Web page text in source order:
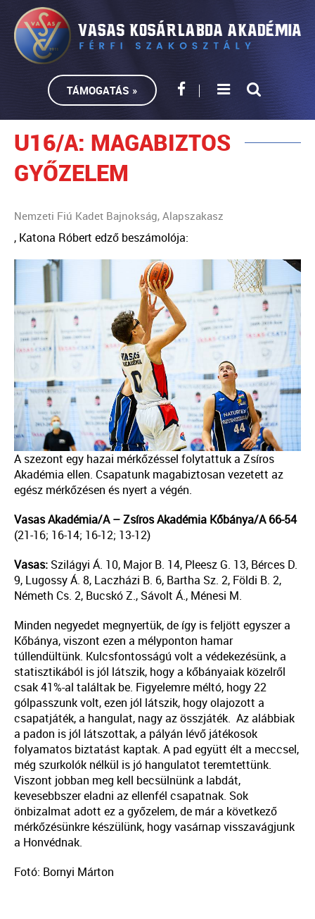
TÁMOGATÁS »
U16/A: MAGABIZTOS
GYŐZELEM
Nemzeti Fiú Kadet Bajnokság, Alapszakasz
, Katona Róbert edző beszámolója:
A szezont egy hazai mérkőzéssel folytattuk a Zsíros
Akadémia ellen. Csapatunk magabiztosan vezetett az
egész mérkőzésen és nyert a végén.
Vasas Akadémia/A – Zsíros Akadémia Kőbánya/A 66-54
(21-16; 16-14; 16-12; 13-12)
Vasas: Szilágyi Á. 10, Major B. 14, Pleesz G. 13, Bérces D.
9, Lugossy Á. 8, Laczházi B. 6, Bartha Sz. 2, Földi B. 2,
Németh Cs. 2, Bucskó Z., Sávolt Á., Ménesi M.
Minden negyedet megnyertük, de így is feljött egyszer a
Kőbánya, viszont ezen a mélyponton hamar
túllendültünk. Kulcsfontosságú volt a védekezésünk, a
statisztikából is jól látszik, hogy a kőbányaiak közelről
csak 41%-al találtak be. Figyelemre méltó, hogy 22
gólpasszunk volt, ezen jól látszik, hogy olajozott a
csapatjáték, a hangulat, nagy az összjáték. Az alábbiak
a padon is jól látszottak, a pályán lévő játékosok
folyamatos biztatást kaptak. A pad együtt élt a meccsel,
még szurkolók nélkül is jó hangulatot teremtettünk.
Viszont jobban meg kell becsülnünk a labdát,
kevesebbszer eladni az ellenfél csapatnak. Sok
önbizalmat adott ez a győzelem, de már a következő
mérkőzésünkre készülünk, hogy vasárnap visszavágjunk
a Honvédnak.
Fotó: Bornyi Márton